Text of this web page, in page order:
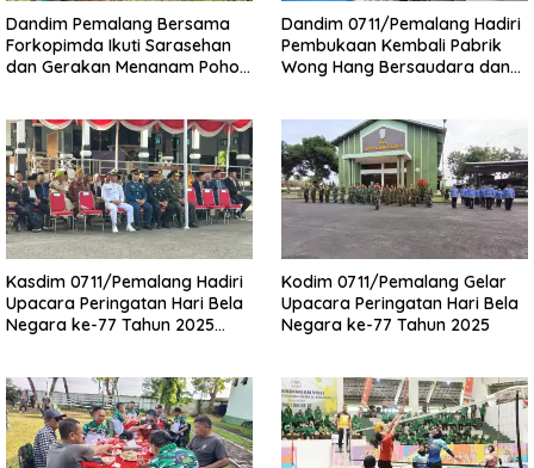
Dandim Pemalang Bersama
Forkopimda Ikuti Sarasehan
dan Gerakan Menanam Pohon
Dandim 0711/Pemalang Hadiri
Pembukaan Kembali Pabrik
Wong Hang Bersaudara dan
Kasdim 0711/Pemalang Hadiri
Upacara Peringatan Hari Bela
Negara ke-77 Tahun 2025
Kodim 0711/Pemalang Gelar
Upacara Peringatan Hari Bela
Negara ke-77 Tahun 2025